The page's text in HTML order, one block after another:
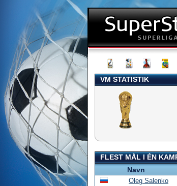
VM STATISTIK
FLEST MÅL I ÉN
Navn
Oleg Salenko